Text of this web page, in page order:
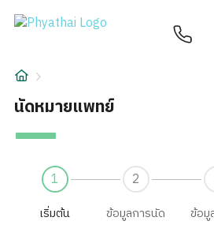
TH English
บทความ
เกี่ยวกับเรา
สาขาโรงพยาบาล
นัดหมายแพทย์
1
เริ่มต้น
2
ข้อมูลการนัด ข้อมู
นัดหมายแพทย์ | โรงพยาบาลพญาไท